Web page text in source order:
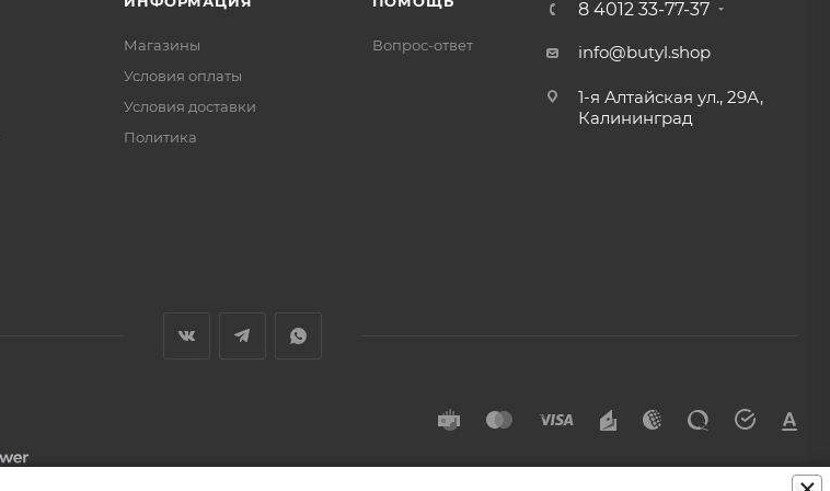
Магазины
Условия оплаты
Условия доставки
Политика
Вопрос-ответ
8 4012 33-77-37
info@butyl.shop
1-я Алтайская ул., 29А,
Калининград